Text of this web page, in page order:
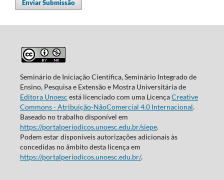
Enviar Submissão
Seminário de Iniciação Científica, Seminário Integrado de
Ensino, Pesquisa e Extensão e Mostra Universitária de
Editora Unoesc está licenciado com uma LicençaCreative
Commons - Atribuição-NãoComercial 4.0 Internacional.
Baseado no trabalho disponível em
https://portalperiodicos.unoesc.edu.br/siepe.
Podem estar disponíveis autorizações adicionais às
concedidas no âmbito desta licença em
https://portalperiodicos.unoesc.edu.br/.